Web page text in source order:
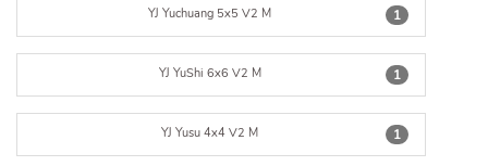
1
YJ Yuchuang 5x5 V2 M
1
YJ YuShi 6x6 V2 M
1
YJ Yusu 4x4 V2 M